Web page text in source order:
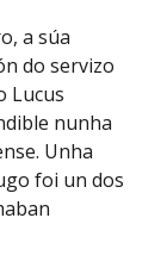
a súa
do servizo
Lucus
nunha
Unha
foi un dos